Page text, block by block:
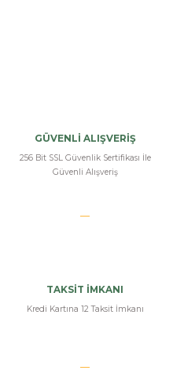
GÜVENLİ ALIŞVERİŞ
256 Bit SSL Güvenlik Sertifikası İle
Güvenli Alışveriş
TAKSİT İMKANI
Kredi Kartına 12 Taksit İmkanı